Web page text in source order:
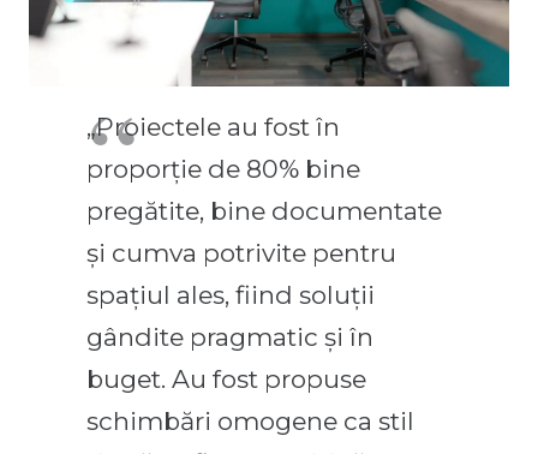
„Proiectele au fost în
proporție de 80% bine
pregătite, bine documentate
și cumva potrivite pentru
spațiul ales, fiind soluții
gândite pragmatic și în
buget. Au fost propuse
schimbări omogene ca stil